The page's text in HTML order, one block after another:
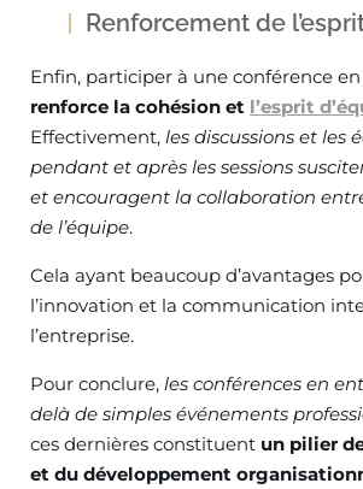
Renforcement de
Enfin, participer à une conférence
renforce la cohésion et l’esprit
Effectivement, les discussions et les
pendant et après les sessions
et encouragent la collaboration
de l’équipe.
Cela ayant beaucoup d’avantages
l’innovation et la communication
l’entreprise.
Pour conclure, les conférences en
delà de simples événements
ces dernières constituent un pilier
et du développement